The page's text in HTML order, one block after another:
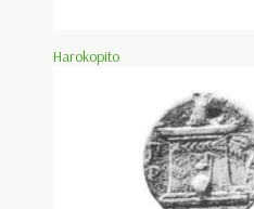
Harokopito